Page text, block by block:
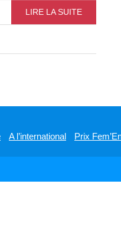
LIRE LA SUITE
A l’international Prix